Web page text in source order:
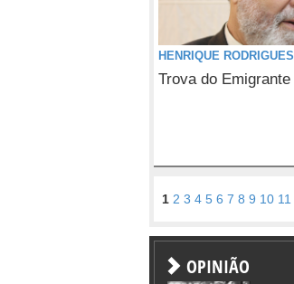
HENRIQUE RODRIGUES
Trova do Emigrante
1 2 3 4 5 6 7 8 9 10 11
OPINIÃO